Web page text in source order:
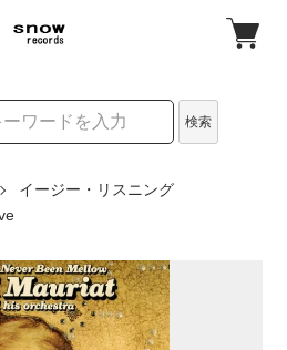
検索
イージー・リスニング